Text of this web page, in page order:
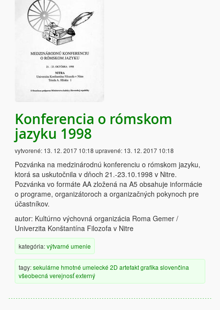
Konferencia o rómskom
jazyku 1998
vytvorené: 13. 12. 2017 10:18 upravené: 13. 12. 2017 10:18
Pozvánka na medzinárodnú konferenciu o rómskom jazyku,
ktorá sa uskutočnila v dňoch 21.-23.10.1998 v Nitre.
Pozvánka vo formáte AA zložená na A5 obsahuje informácie
o programe, organizátoroch a organizačných pokynoch pre
účastníkov.
autor: Kultúrno výchovná organizácia Roma Gemer /
Univerzita Konštantína Filozofa v Nitre
kategória:výtvarné umenie
tagy:sekulárne hmotné umelecké 2D artefaktgrafika slovenčina
všeobecná verejnosťexterný